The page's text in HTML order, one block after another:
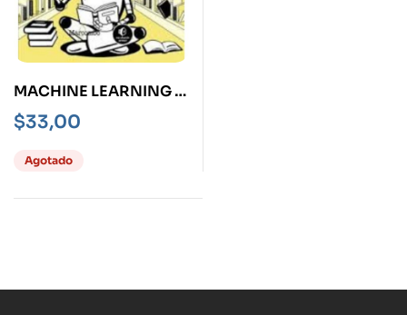
MACHINE LEARNING Y
LA INTELIGENCIA
ARTIFICIAL, EL
$33,00
Agotado